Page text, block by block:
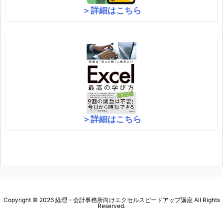
＞詳細はこちら
＞詳細はこちら
Copyright © 2026 経理・会計事務所向けエクセルスピードアップ講座All Rights
Reserved.